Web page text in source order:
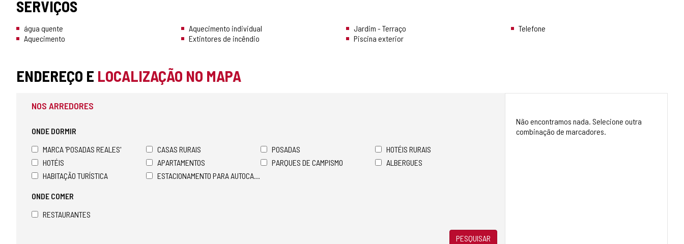
SERVIÇOS
água quente
Aquecimento
Aquecimento individual
Extintores de incêndio
Jardim - Terraço
Piscina exterior
Telefone
ENDEREÇO E LOCALIZAÇÃO NO MAPA
NOS ARREDORES
ONDE DORMIR
MARCA 'POSADAS REALES'
CASAS RURAIS POSADAS
HOTÉIS RURAIS
HOTÉIS
APARTAMENTOS PARQUES DE CAMPISMO
ALBERGUES
HABITAÇÃO TURÍSTICA
ESTACIONAMENTO PARA AUTOCARAVANAS
ONDE COMER
RESTAURANTES
PESQUISAR
Não encontramos nada. Selecione outra
combinação de marcadores.